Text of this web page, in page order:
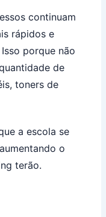
continuam
rápidos e
porque não
de
toners de
a escola se
o
terão.